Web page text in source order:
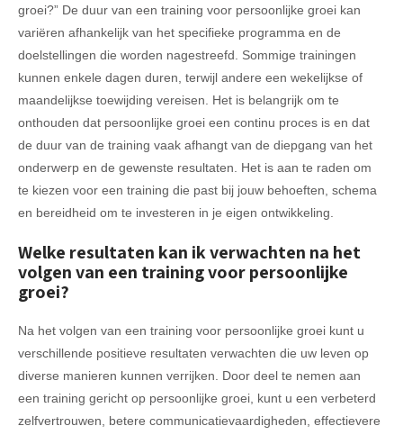
groei?” De duur van een training voor persoonlijke groei kan
variëren afhankelijk van het specifieke programma en de
doelstellingen die worden nagestreefd. Sommige trainingen
kunnen enkele dagen duren, terwijl andere een wekelijkse of
maandelijkse toewijding vereisen. Het is belangrijk om te
onthouden dat persoonlijke groei een continu proces is en dat
de duur van de training vaak afhangt van de diepgang van het
onderwerp en de gewenste resultaten. Het is aan te raden om
te kiezen voor een training die past bij jouw behoeften, schema
en bereidheid om te investeren in je eigen ontwikkeling.
Welke resultaten kan ik verwachten na het
volgen van een training voor persoonlijke
groei?
Na het volgen van een training voor persoonlijke groei kunt u
verschillende positieve resultaten verwachten die uw leven op
diverse manieren kunnen verrijken. Door deel te nemen aan
een training gericht op persoonlijke groei, kunt u een verbeterd
zelfvertrouwen, betere communicatievaardigheden, effectievere